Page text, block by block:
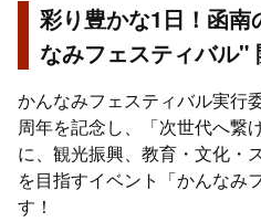
彩り豊かな1日！函
なみフェスティバル"
かんなみフェスティバル実行
周年を記念し、「次世代へ繋
に、観光振興、教育・文化・
を目指すイベント「かんなみ
す！